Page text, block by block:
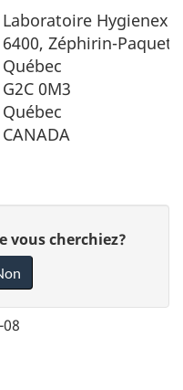
Laboratoire Hygienex
6400, Zéphirin-Paquet
Québec
G2C 0M3
Québec
CANADA
vous cherchiez?